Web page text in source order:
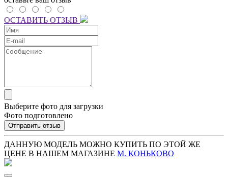
ОСТАВИТЬ ОТЗЫВ
Выберите фото для загрузки
Фото подготовлено
Отправить отзыв
ДАННУЮ МОДЕЛЬ МОЖНО КУПИТЬ ПО ЭТОЙ ЖЕ
ЦЕНЕ В НАШЕМ МАГАЗИНЕ М. КОНЬКОВО